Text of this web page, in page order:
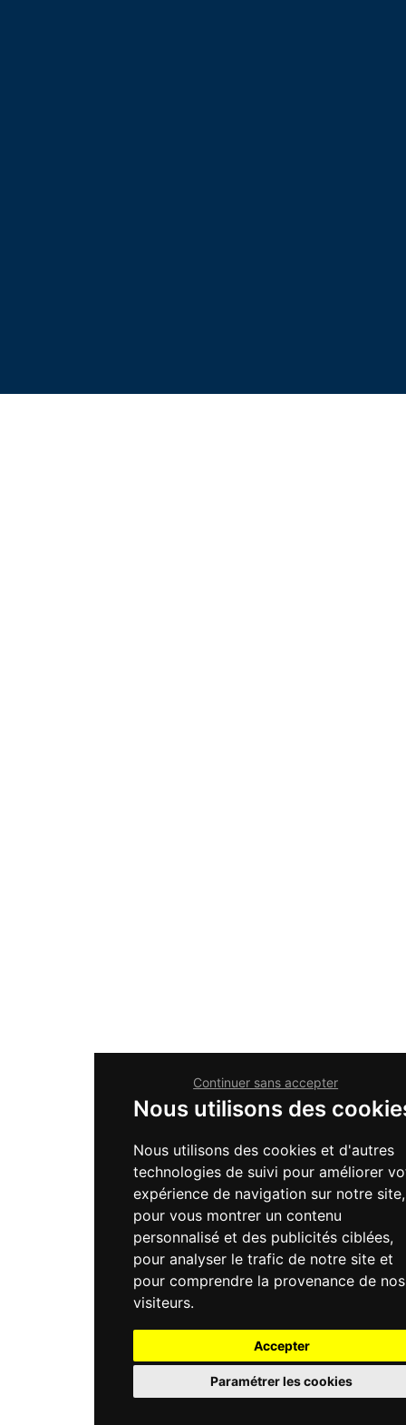
Nous utilisons des
Nous utilisons des cookies et d'autres
technologies de suivi pour améliorer
expérience de navigation sur notre site,
pour vous montrer un contenu
personnalisé et des publicités ciblées,
pour analyser le trafic de notre site et
pour comprendre la provenance de nos
visiteurs.
Accepter
Continuer sans accepter
Paramétrer les cookies